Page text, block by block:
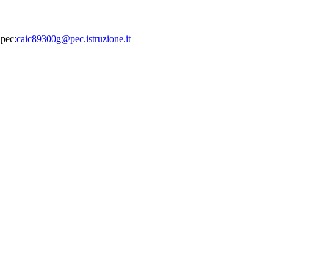
pec:caic89300g@pec.istruzione.it